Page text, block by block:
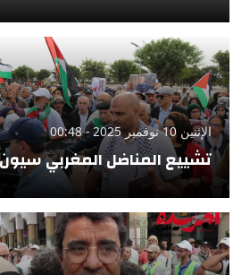
الإثنين 10 نوفمبر 2025 - 00:48
تشييع المناضل المغربي